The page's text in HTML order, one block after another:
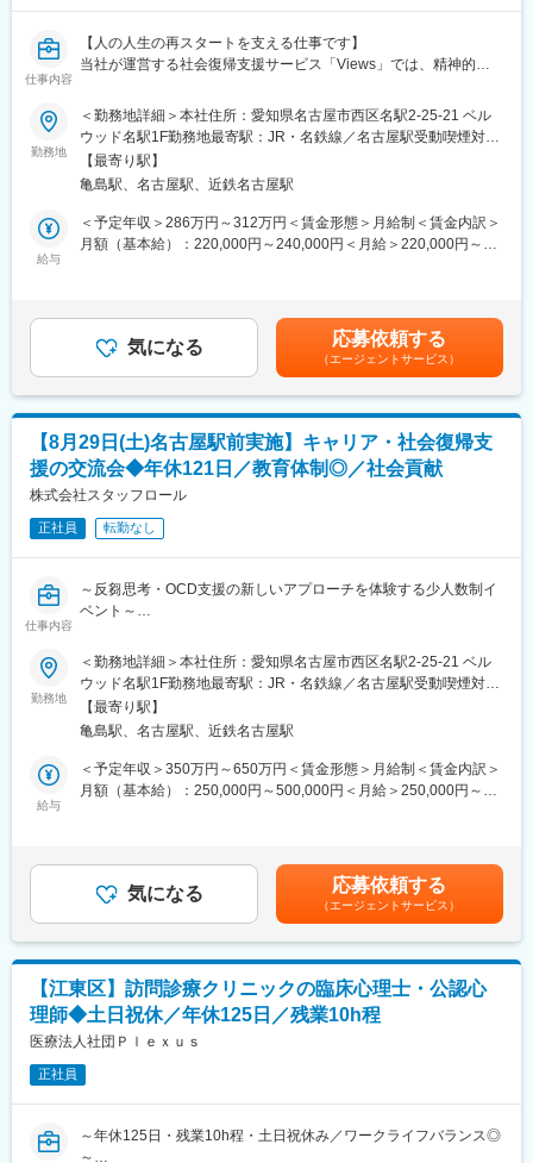
学ぶ機会があります。サービス管理責任者も目指せる環境です。
■働き方について：
・企業における「働く人」のメンタルヘルス課題に長年向き合
職支援）施設の運営を本格的に開始しました。
復職支援のカウンセリング実績もあり、これまでのノウハウを活
かしたプログラムを利用者の個々の課題に合わせて提供し、復職
までを支援します。
・メンタル不調による休職者は年々増加傾向にあり、さらに復職
後に再発を繰り返してしまうケースも少なくありません。働く人
・リワーク施設は現在、社会的ニーズの高まりとともに増加傾向
にあります。色々な企業が施設運営している中で、弊社が運営し
ているリワーク施設では「再発させない」、また企業間の連携を
強め、「利用者が復職した際のミスマッチを起こさせない」ため
の支援をモットーとしています。世の働く方々が長く勤めていけ
ることを目指す中で、「理想の支援とは何か」を現場から一緒に
考え、形にしていける方を歓迎します。
仕事内容
【人の人生の再スタートを支える仕事です】
当社が運営する社会復帰支援サービス「Views」では、精神的不
ています。
利用者様一人ひとりに寄り添いながら、不安や悩みを整理し、
「自分らしく働くための一歩」を一緒に考えていく仕事です。社
会復帰や就職が実現した時には、利用者様の人生の転機に関わる
大きなやりがいを感じられます。
■具体的な業務内容
【直接支援】
・利用者様とのコミュニケーション
・個別面談の実施
【間接支援】
・支援記録や各種書類の作成
・利用者様情報の共有
・医療機関、行政機関との連携
利用者様ごとに状況や目標は異なるため、「その方らしい働き
■入社後の流れ
入社後は、基礎から丁寧にサポートします。まずは先輩スタッフ
のサポートのもと、プログラム運営の補助や利用者様とのコミュ
きながら、徐々に個別面談や支援計画の作成など、できる業務を
段階的に広げていきます。
【成長ステップ例】
・1ヶ月目：導入研修、業務理解、先輩社員への同行
・2～3ヶ月目：プログラム運営補助、面談同席、記録作成
・3～6ヶ月目：利用者様支援を担当しながら実践経験を積む
・6ヶ月以降：個別支援や就職支援を主体的に担当
■チームで支え合う環境
当社では、一人で全てを担うのではなく、スタッフ同士で役割を
分担しています。面談や進行が得意なメンバーがフォローに入る
定期的なケース会議やフィードバックも実施しており、相談しや
すく学び合える風土が根付いています。
勤務地
＜勤務地詳細＞本社住所：愛知県名古屋市西区名駅2-25-21 ベル
ウッド名駅1F勤務地最寄駅：JR・名鉄線／名古屋駅受動喫煙対
策：屋内全面禁煙変更の範囲：会社の定める事業所
【最寄り駅】
亀島駅、名古屋駅、近鉄名古屋駅
給与
＜予定年収＞286万円～312万円＜賃金形態＞月給制＜賃金内訳＞
月額（基本給）：220,000円～240,000円＜月給＞220,000円～
（3ヶ月分／過去実績）＜モデル年収＞入社6年目 年収550万円
賃金はあくまでも目安の金額であり、選考を通じて上下する可能
性があります。月給(月額)は固定手当を含めた表記です。
気になる 応募依頼する
（エージェントサービス）
【8月29日(土)名古屋駅前実施】キャリア・社会復帰支
援の交流会◆年休121日／教育体制◎／社会貢献
株式会社スタッフロール
正社員 転勤なし
仕事内容
～反芻思考・OCD支援の新しいアプローチを体験する少人数制イ
ベント～
精神的不調により休職・離職された方の社会復帰支援を行う当社
では、日々の臨床実践の中で培った独自の支援ノウハウを活用
し、一人ひとりの「在り方」を支える支援を行っています。
今回は、臨床心理士・公認心理師・カウンセラーなど対人支援の
実務経験をお持ちの方を対象に、当社が実践する最新の心理療法
である「言語的価値低減法」 を体験いただける少人数制イベント
を開催いたします。
日時：2026年8月29日（土）13:00～15:00
会場：自立支援事業所「views」
住所：〒451-0045 愛知県名古屋市西区名駅二丁目25-21 ベルウッ
所要時間：約2時間
◆イベント内容
個別面接だけでは届かない部分にもどかしさを感じる
メンタル支援の幅を広げ、より深いサポートを提供したい
勤務地
＜勤務地詳細＞本社住所：愛知県名古屋市西区名駅2-25-21 ベル
ウッド名駅1F勤務地最寄駅：JR・名鉄線／名古屋駅受動喫煙対
策：屋内全面禁煙変更の範囲：会社の定める事業所
【最寄り駅】
亀島駅、名古屋駅、近鉄名古屋駅
給与
＜予定年収＞350万円～650万円＜賃金形態＞月給制＜賃金内訳＞
月額（基本給）：250,000円～500,000円＜月給＞250,000円～
（3ヶ月分／過去実績）賃金はあくまでも目安の金額であり、選考
を通じて上下する可能性があります。月給(月額)は固定手当を含め
気になる 応募依頼する
（エージェントサービス）
【江東区】訪問診療クリニックの臨床心理士・公認心
理師◆土日祝休／年休125日／残業10h程
医療法人社団Ｐｌｅｘｕｓ
正社員
～年休125日・残業10h程・土日祝休み／ワークライフバランス◎
～